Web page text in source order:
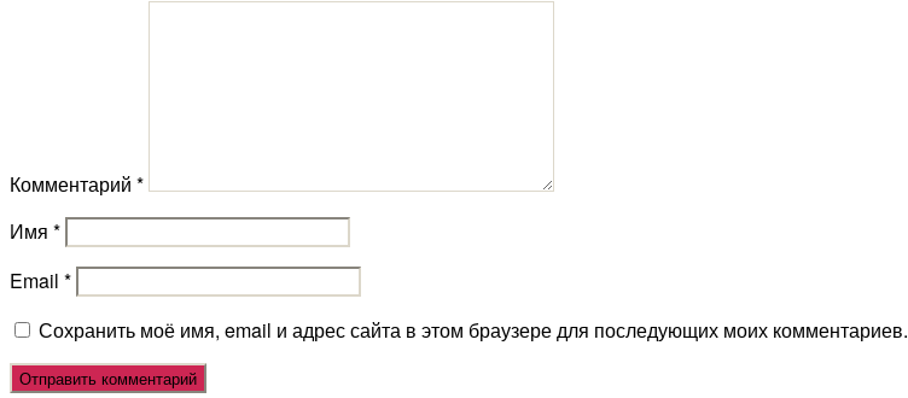
Комментарий *
Имя *
Email *
Сохранить моё имя, email и адрес сайта в этом браузере для последующих моих комментариев.